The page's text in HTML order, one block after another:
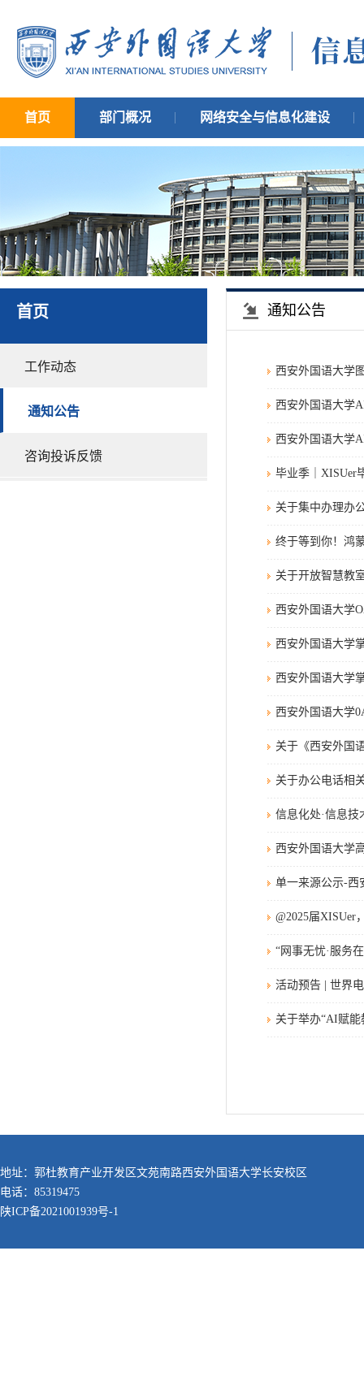
首页 部门概况 网络安全与信息化建设
首页
工作动态
通知公告
咨询投诉反馈
通知公告
西安外国语大学
西安外国语大学
西安外国语大学
毕业季｜XISUer
关于集中办理办
终于等到你！鸿
关于开放智慧教
西安外国语大学
西安外国语大学
西安外国语大学
西安外国语大学
关于《西安外国
关于办公电话相
信息化处·信息技
西安外国语大学
单一来源公示-西
@2025届XISUer
“网事无忧·服务
活动预告 | 世界
关于举办“AI赋
地址：郭杜教育产业开发区文苑南路西安外国语大学长安校区
电话：85319475
陕ICP备2021001939号-1